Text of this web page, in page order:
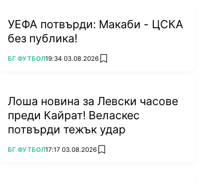
УЕФА потвърди: Макаби - ЦСКА
без публика!
ПОВЕЧЕ ОТ
БГ ФУТБОЛ19:34 03.08.2026 add favorites
Лоша новина за Левски часове
преди Кайрат! Веласкес
потвърди тежък удар
ПОВЕЧЕ ОТ
БГ ФУТБОЛ17:17 03.08.2026 add favorites